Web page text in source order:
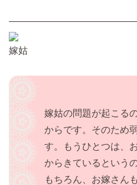
嫁姑
嫁姑の問題が起こる
からです。そのため
す。もうひとつは、
からきているという
もちろん、お嫁さん